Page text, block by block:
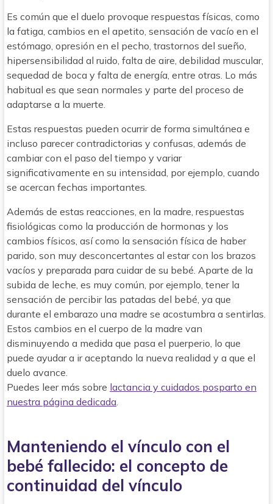
Es común que el duelo provoque respuestas físicas, como
la fatiga, cambios en el apetito, sensación de vacío en el
estómago, opresión en el pecho, trastornos del sueño,
hipersensibilidad al ruido, falta de aire, debilidad muscular,
sequedad de boca y falta de energía, entre otras. Lo más
habitual es que sean normales y parte del proceso de
adaptarse a la muerte.
Estas respuestas pueden ocurrir de forma simultánea e
incluso parecer contradictorias y confusas, además de
cambiar con el paso del tiempo y variar
significativamente en su intensidad, por ejemplo, cuando
se acercan fechas importantes.
Además de estas reacciones, en la madre, respuestas
fisiológicas como la producción de hormonas y los
cambios físicos, así como la sensación física de haber
parido, son muy desconcertantes al estar con los brazos
vacíos y preparada para cuidar de su bebé. Aparte de la
subida de leche, es muy común, por ejemplo, tener la
sensación de percibir las patadas del bebé, ya que
durante el embarazo una madre se acostumbra a sentirlas.
Estos cambios en el cuerpo de la madre van
disminuyendo a medida que pasa el puerperio, lo que
puede ayudar a ir aceptando la nueva realidad y a que el
duelo avance.
Puedes leer más sobre lactancia y cuidados posparto en
nuestra página dedicada.
Manteniendo el vínculo con el
bebé fallecido: el concepto de
continuidad del vínculo